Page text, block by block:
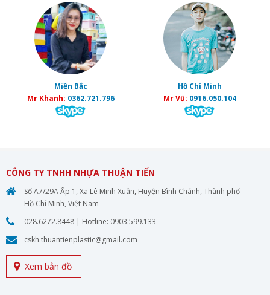
Miền Bắc
Mr Khanh: 0362.721.796
Hồ Chí Minh
Mr Vũ: 0916.050.104
CÔNG TY TNHH NHỰA THUẬN TIẾN
Số A7/29A Ấp 1, Xã Lê Minh Xuân, Huyện Bình Chánh, Thành phố
Hồ Chí Minh, Việt Nam
028.6272.8448 | Hotline: 0903.599.133
cskh.thuantienplastic@gmail.com
Xem bản đồ